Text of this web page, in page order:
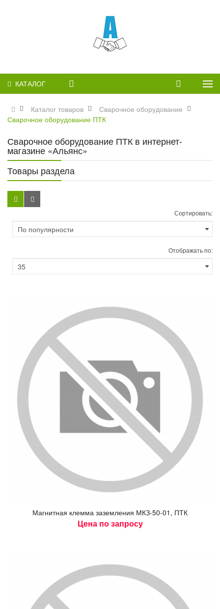
КАТАЛОГ
Каталог товаров
Сварочное оборудование
Сварочное оборудование ПТК
Сварочное оборудование ПТК в интернет-
магазине «Альянс»
Товары раздела
Сортировать:
Отображать по:
Маг­нитная клем­ма за­зем­ле­ния МКЗ-50-01, ПТК
Цена по запросу